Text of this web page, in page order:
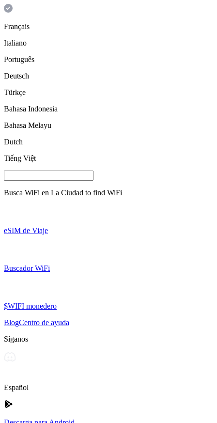
Français
Italiano
Português
Deutsch
Türkçe
Bahasa Indonesia
Bahasa Melayu
Dutch
Tiếng Việt
Busca WiFi en La Ciudad to find WiFi
eSIM de Viaje
Buscador WiFi
$WIFI monedero
BlogCentro de ayuda
Síganos
Español